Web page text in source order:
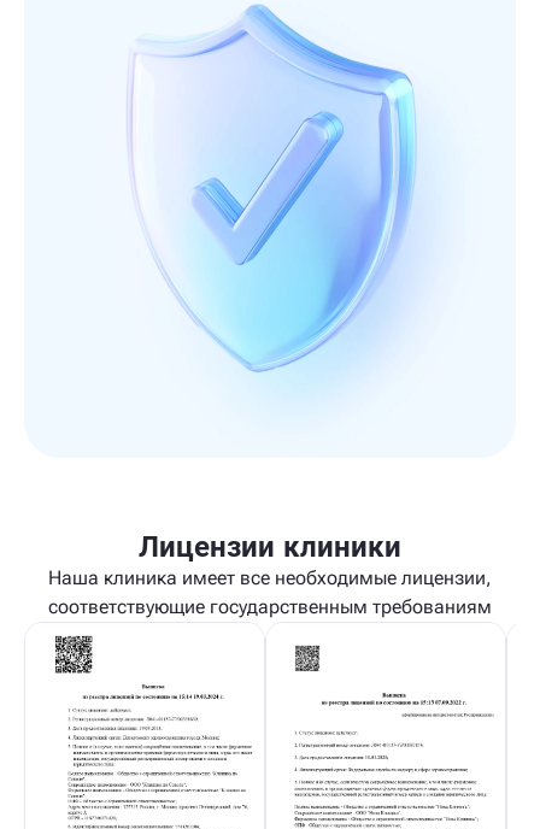
Лицензии клиники
Наша клиника имеет все необходимые лицензии,
соответствующие государственным требованиям